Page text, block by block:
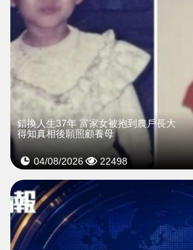
錯換人生37年 富家女被抱到農戶長大
得知真相後願照顧養母
04/08/2026 22498